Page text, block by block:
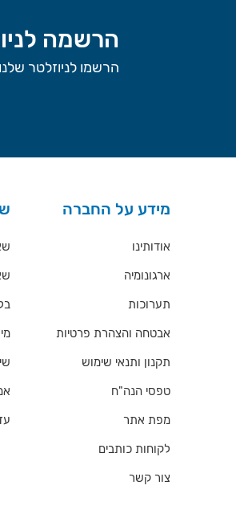
הרשמה
הרשמו לניוזלטר
מידע על החברה
אודותינו
ארגונומיה
תערוכות
אבטחה והצהרת פרטיות
תקנון ותנאי שימוש
טפסי הנה"ח
מפת אתר
לקוחות כותבים
צור קשר